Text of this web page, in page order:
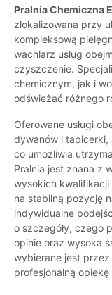
Pralnia Chemiczna
zlokalizowana przy
kompleksową
wachlarz usług
czyszczenie.
chemicznym, jak i
odświeżać różnego
Oferowane usługi
dywanów i tapicerki,
co umożliwia
Pralnia jest znana z
wysokich kwalifikacji
na stabilną pozycję
indywidualne
o szczegóły, czego
opinie oraz wysoka
wybierane jest
profesjonalną